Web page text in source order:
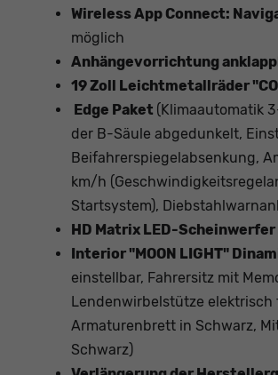
Wireless App Connect:
möglich
Anhängevorrichtung
19 Zoll Leichtmetallräder
Edge Paket (Klimaautomatik
der B-Säule abgedunkelt,
Beifahrerspiegelabsenkung,
km/h
Startsystem),
HD Matrix LED-Scheinwerfer
Interior "MOON LIGHT"
einstellbar, Fahrersitz mit
Lendenwirbelstütze
Armaturenbrett in Schwarz,
Schwarz)